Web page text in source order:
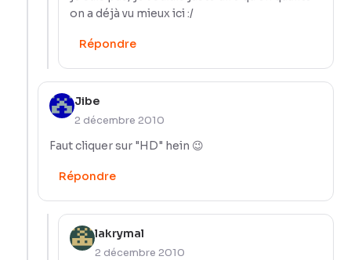
on a déjà vu mieux ici :/
Répondre
Jibe
2 décembre 2010
Faut cliquer sur "HD" hein 😉
Répondre
lakrymal
2 décembre 2010